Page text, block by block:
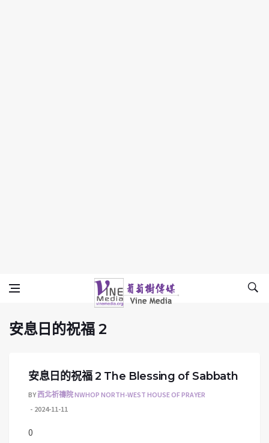
安息日的祝福 2
Vine Media
葡萄樹傳媒
安息日的祝福 2
安息日的祝福 2 The Blessing of Sabbath
BY西北祈禱院 NWHOP NORTH-WEST HOUSE OF PRAYER
2024-11-11
0